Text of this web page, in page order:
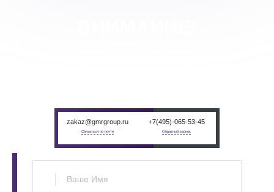
zakaz@gmrgroup.ru
Связаться по почте
+7(495)-065-53-45
Обратный звонок